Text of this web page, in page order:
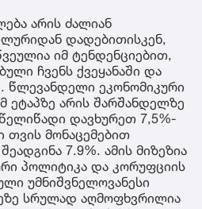
არის ძალიან
დადებითისკენ,
იმ ტენდენციებით,
ჩვენს ქვეყანაში და
წლევანდელი ეკონომიკური
ეტაპზე არის შარშანდელზე
დავხურეთ 7,5%-
თვის მონაცემებით
7.9%. ამის მიზეზია
პოლიტიკა და კორუფციის
უმნიშვნელოვანესი
სრულად აღმოფხვრილია